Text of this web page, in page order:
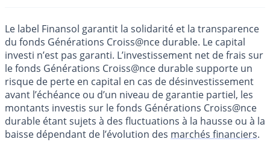
Le label Finansol garantit la solidarité et la transparence
du fonds Générations Croiss@nce durable. Le capital
investi n’est pas garanti. L’investissement net de frais sur
le fonds Générations Croiss@nce durable supporte un
risque de perte en capital en cas de désinvestissement
avant l’échéance ou d’un niveau de garantie partiel, les
montants investis sur le fonds Générations Croiss@nce
durable étant sujets à des fluctuations à la hausse ou à la
baisse dépendant de l’évolution des marchés financiers.